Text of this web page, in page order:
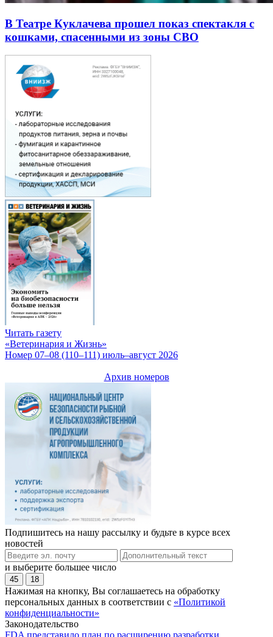
В Театре Куклачева прошел показ спектакля с
кошками, спасенными из зоны СВО
Читать газету
«Ветеринария и Жизнь»
Номер 07–08 (110–111) июль–август 2026
Архив номеров
Подпишитесь на нашу рассылку и будьте в курсе всех
новостей
и выберите большее число
45 18
Нажимая на кнопку, Вы соглашаетесь на обработку
персональных данных в соответствии с «Политикой
конфиденциальности»
Законодательство
FDA представило план по расширению разработки